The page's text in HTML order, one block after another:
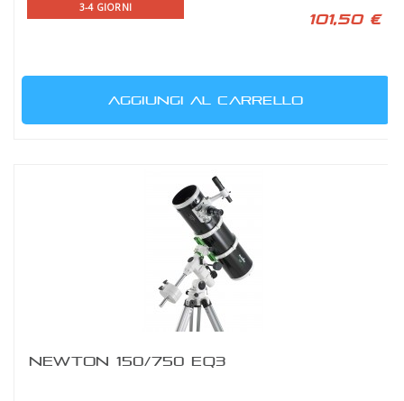
3-4 GIORNI
101,50 €
AGGIUNGI AL CARRELLO
NEWTON 150/750 EQ3